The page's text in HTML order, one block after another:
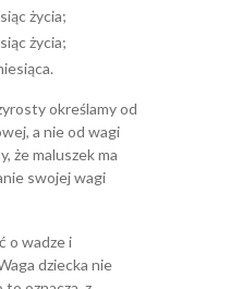
życia;
życia;
określamy od
a nie od wagi
że maluszek ma
swojej wagi
o wadze i
dziecka nie